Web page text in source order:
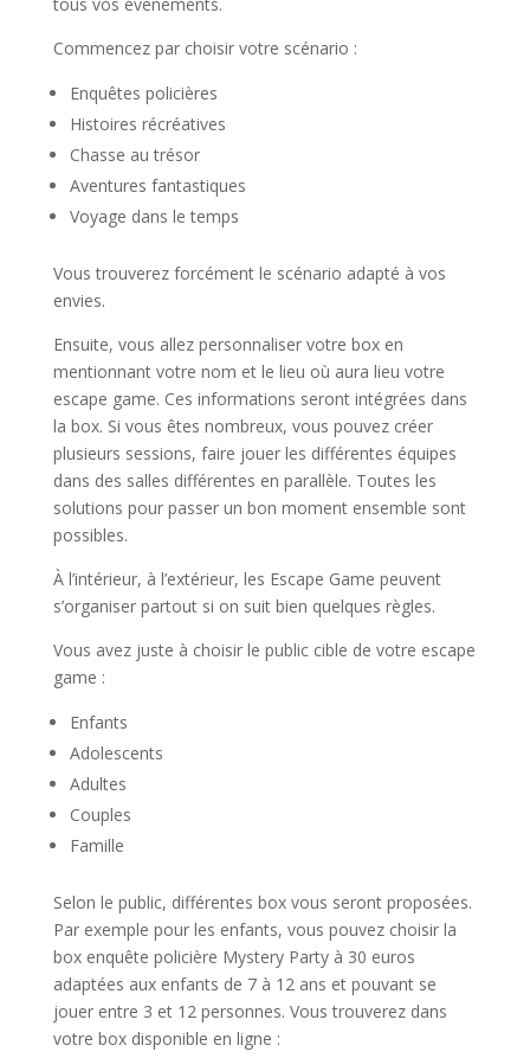
Commencez par choisir votre scénario :
Enquêtes policières
Histoires récréatives
Chasse au trésor
Aventures fantastiques
Voyage dans le temps
Vous trouverez forcément le scénario adapté à vos
envies.
Ensuite, vous allez personnaliser votre box en
mentionnant votre nom et le lieu où aura lieu votre
escape game. Ces informations seront intégrées dans
la box. Si vous êtes nombreux, vous pouvez créer
plusieurs sessions, faire jouer les différentes équipes
dans des salles différentes en parallèle. Toutes les
solutions pour passer un bon moment ensemble sont
possibles.
À l’intérieur, à l’extérieur, les Escape Game peuvent
s’organiser partout si on suit bien quelques règles.
Vous avez juste à choisir le public cible de votre escape
game :
Enfants
Adolescents
Adultes
Couples
Famille
Selon le public, différentes box vous seront proposées.
Par exemple pour les enfants, vous pouvez choisir la
box enquête policière Mystery Party à 30 euros
adaptées aux enfants de 7 à 12 ans et pouvant se
jouer entre 3 et 12 personnes. Vous trouverez dans
votre box disponible en ligne :